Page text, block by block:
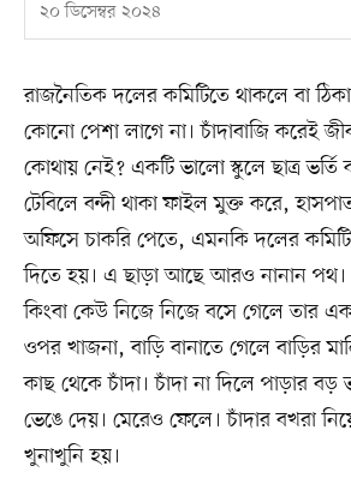
২০ ডিসেম্বর ২০২৪
রাজনৈতিক দলের কমিটিতে থাকলে বা
কোনো পেশা লাগে না। চাঁদাবাজি করেই
কোথায় নেই? একটি ভালো স্কুলে ছাত্র
টেবিলে বন্দী থাকা ফাইল মুক্ত করে,
অফিসে চাকরি পেতে, এমনকি দলের
দিতে হয়। এ ছাড়া আছে আরও নানান পথ।
কিংবা কেউ নিজে নিজে বসে গেলে তার
ওপর খাজনা, বাড়ি বানাতে গেলে বাড়ির
কাছ থেকে চাঁদা। চাঁদা না দিলে পাড়ার বড়
ভেঙে দেয়। মেরেও ফেলে। চাঁদার বখরা
খুনাখুনি হয়।